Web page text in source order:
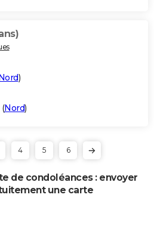
)
(Nord)
4 5 6
de condoléances : envoyer
une carte